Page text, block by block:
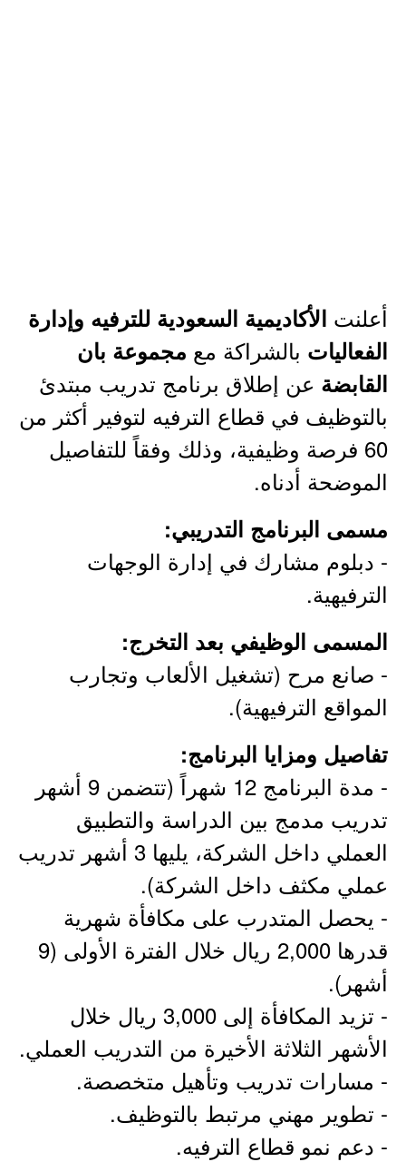
أعلنت الأكاديمية السعودية للترفيه وإدارة
الفعاليات بالشراكة مع مجموعة بان
القابضة عن إطلاق برنامج تدريب مبتدئ
بالتوظيف في قطاع الترفيه لتوفير أكثر من
60 فرصة وظيفية، وذلك وفقاً للتفاصيل
الموضحة أدناه.
مسمى البرنامج التدريبي:
- دبلوم مشارك في إدارة الوجهات
الترفيهية.
المسمى الوظيفي بعد التخرج:
- صانع مرح (تشغيل الألعاب وتجارب
المواقع الترفيهية).
تفاصيل ومزايا البرنامج:
- مدة البرنامج 12 شهراً (تتضمن 9 أشهر
تدريب مدمج بين الدراسة والتطبيق
العملي داخل الشركة، يليها 3 أشهر تدريب
عملي مكثف داخل الشركة).
- يحصل المتدرب على مكافأة شهرية
قدرها 2,000 ريال خلال الفترة الأولى (9
أشهر).
- تزيد المكافأة إلى 3,000 ريال خلال
الأشهر الثلاثة الأخيرة من التدريب العملي.
- مسارات تدريب وتأهيل متخصصة.
- تطوير مهني مرتبط بالتوظيف.
- دعم نمو قطاع الترفيه.